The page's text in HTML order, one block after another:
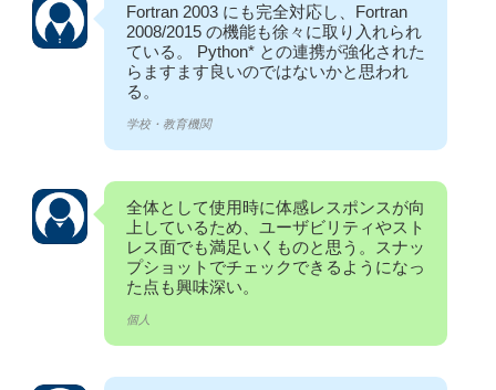
Fortran 2003 にも完全対応し、Fortran
2008/2015 の機能も徐々に取り入れられ
ている。 Python* との連携が強化された
らますます良いのではないかと思われ
る。
学校・教育機関
全体として使用時に体感レスポンスが向
上しているため、ユーザビリティやスト
レス面でも満足いくものと思う。スナッ
プショットでチェックできるようになっ
た点も興味深い。
個人